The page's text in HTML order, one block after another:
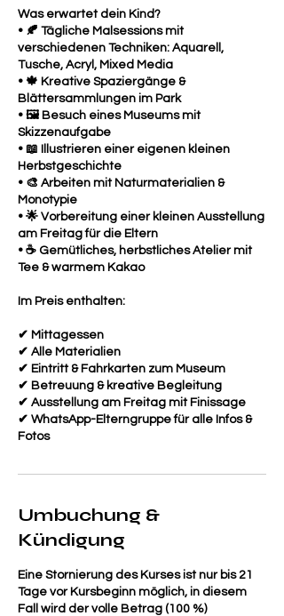
Was erwartet dein Kind?
• 🍂 Tägliche Malsessions mit
verschiedenen Techniken: Aquarell,
Tusche, Acryl, Mixed Media
• 🍁 Kreative Spaziergänge &
Blättersammlungen im Park
• 🖼 Besuch eines Museums mit
Skizzenaufgabe
• 📖 Illustrieren einer eigenen kleinen
Herbstgeschichte
• 🎨 Arbeiten mit Naturmaterialien &
Monotypie
• 🌟 Vorbereitung einer kleinen Ausstellung
am Freitag für die Eltern
• ☕ Gemütliches, herbstliches Atelier mit
Tee & warmem Kakao
Im Preis enthalten:
✔ Mittagessen
✔ Alle Materialien
✔ Eintritt & Fahrkarten zum Museum
✔ Betreuung & kreative Begleitung
✔ Ausstellung am Freitag mit Finissage
✔ WhatsApp-Elterngruppe für alle Infos &
Fotos
Umbuchung &
Kündigung
Eine Stornierung des Kurses ist nur bis 21
Tage vor Kursbeginn möglich, in diesem
Fall wird der volle Betrag (100 %)